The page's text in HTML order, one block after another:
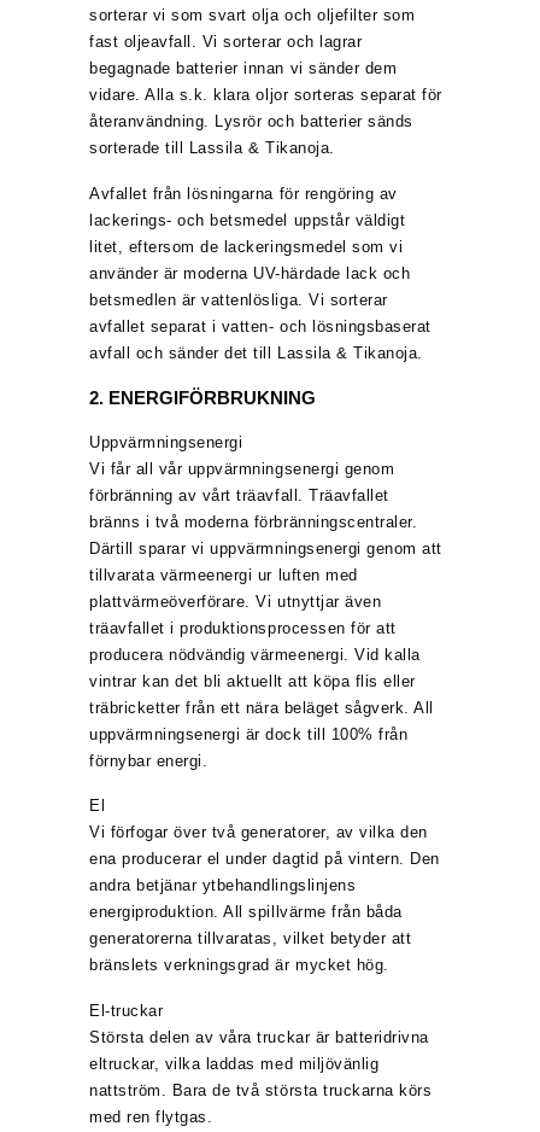
sorterar vi som svart olja och oljefilter som
fast oljeavfall. Vi sorterar och lagrar
begagnade batterier innan vi sänder dem
vidare. Alla s.k. klara oljor sorteras separat för
återanvändning. Lysrör och batterier sänds
sorterade till Lassila & Tikanoja.
Avfallet från lösningarna för rengöring av
lackerings- och betsmedel uppstår väldigt
litet, eftersom de lackeringsmedel som vi
använder är moderna UV-härdade lack och
betsmedlen är vattenlösliga. Vi sorterar
avfallet separat i vatten- och lösningsbaserat
avfall och sänder det till Lassila & Tikanoja.
2. ENERGIFÖRBRUKNING
Uppvärmningsenergi
Vi får all vår uppvärmningsenergi genom
förbränning av vårt träavfall. Träavfallet
bränns i två moderna förbränningscentraler.
Därtill sparar vi uppvärmningsenergi genom att
tillvarata värmeenergi ur luften med
plattvärmeöverförare. Vi utnyttjar även
träavfallet i produktionsprocessen för att
producera nödvändig värmeenergi. Vid kalla
vintrar kan det bli aktuellt att köpa flis eller
träbricketter från ett nära beläget sågverk. All
uppvärmningsenergi är dock till 100% från
förnybar energi.
El
Vi förfogar över två generatorer, av vilka den
ena producerar el under dagtid på vintern. Den
andra betjänar ytbehandlingslinjens
energiproduktion. All spillvärme från båda
generatorerna tillvaratas, vilket betyder att
bränslets verkningsgrad är mycket hög.
El-truckar
Största delen av våra truckar är batteridrivna
eltruckar, vilka laddas med miljövänlig
nattström. Bara de två största truckarna körs
med ren flytgas.